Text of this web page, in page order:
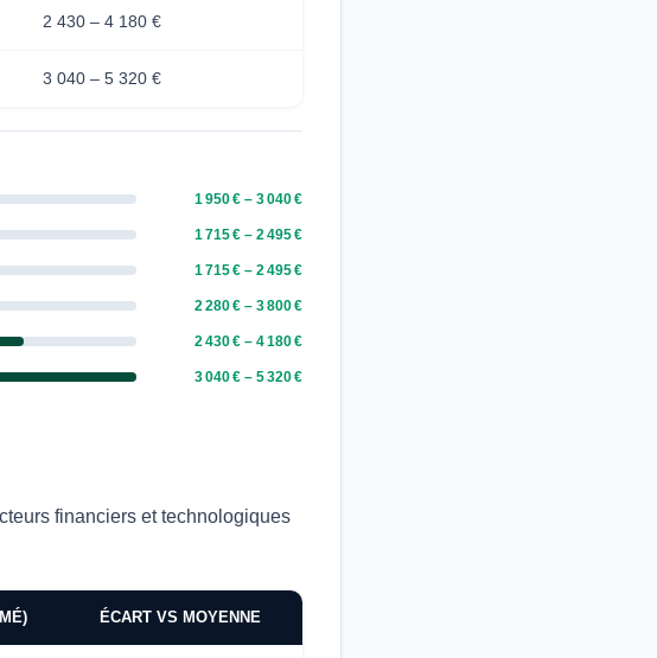
2 430 – 4 180 €
3 040 – 5 320 €
1 950 € – 3 040 €
1 715 € – 2 495 €
1 715 € – 2 495 €
2 280 € – 3 800 €
2 430 € – 4 180 €
3 040 € – 5 320 €
financiers et technologiques
ÉCART VS MOYENNE